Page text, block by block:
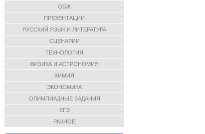
ОБЖ
ПРЕЗЕНТАЦИИ
РУССКИЙ ЯЗЫК И ЛИТЕРАТУРА
СЦЕНАРИИ
ТЕХНОЛОГИЯ
ФИЗИКА И АСТРОНОМИЯ
ХИМИЯ
ЭКОНОМИКА
ОЛИМПИАДНЫЕ ЗАДАНИЯ
ЕГЭ
РАЗНОЕ